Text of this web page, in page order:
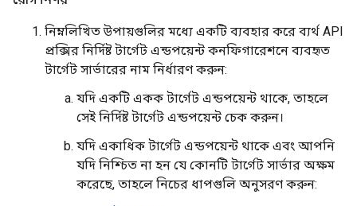
নিম্নলিখিত উপায়গুলির মধ্যে একটি ব্যবহার করে ব্যর্থ API
প্রক্সির নির্দিষ্ট টার্গেট এন্ডপয়েন্ট কনফিগারেশনে ব্যবহৃত
টার্গেট সার্ভারের নাম নির্ধারণ করুন:
যদি একটি একক টার্গেট এন্ডপয়েন্ট থাকে, তাহলে
সেই নির্দিষ্ট টার্গেট এন্ডপয়েন্ট চেক করুন।
যদি একাধিক টার্গেট এন্ডপয়েন্ট থাকে এবং আপনি
যদি নিশ্চিত না হন যে কোনটি টার্গেট সার্ভার অক্ষম
করেছে, তাহলে নিচের ধাপগুলি অনুসরণ করুন: